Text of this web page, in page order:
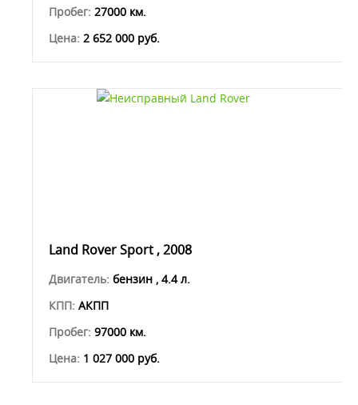
Пробег: 27000 км.
Цена: 2 652 000 руб.
Land Rover Sport , 2008
Двигатель: бензин , 4.4 л.
КПП: АКПП
Пробег: 97000 км.
Цена: 1 027 000 руб.